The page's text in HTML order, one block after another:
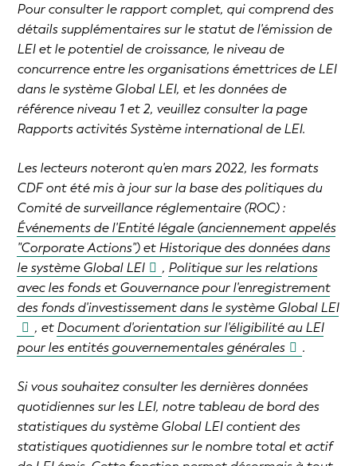
Pour consulter le rapport complet, qui comprend des
détails supplémentaires sur le statut de l'émission de
LEI et le potentiel de croissance, le niveau de
concurrence entre les organisations émettrices de LEI
dans le système Global LEI, et les données de
référence niveau 1 et 2, veuillez consulter la page
Rapports activités Système international de LEI.
Les lecteurs noteront qu'en mars 2022, les formats
CDF ont été mis à jour sur la base des politiques du
Comité de surveillance réglementaire (ROC) :
Événements de l'Entité légale (anciennement appelés
"Corporate Actions") et Historique des données dans
le système Global LEI
, Politique sur les relations
avec les fonds et Gouvernance pour l'enregistrement
des fonds d'investissement dans le système Global LEI
, etDocument d'orientation sur l'éligibilité au LEI
pour les entités gouvernementales générales
.
Si vous souhaitez consulter les dernières données
quotidiennes sur les LEI, notre tableau de bord des
statistiques du système Global LEI contient des
statistiques quotidiennes sur le nombre total et actif